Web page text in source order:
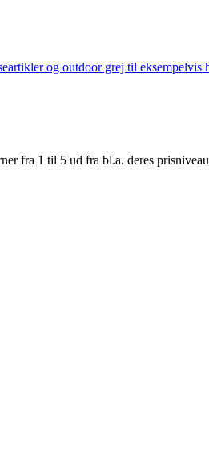
og outdoor grej til
fra 1 til 5 ud fra bl.a. deres